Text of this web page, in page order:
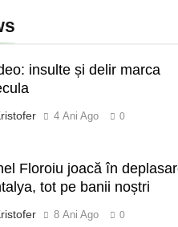
insulte și delir marca
4 Ani Ago 0
Floroiu joacă în
tot pe banii noștri
8 Ani Ago 0